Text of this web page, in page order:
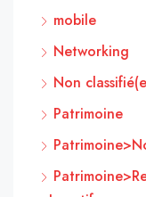
mobile
Networking
Non
Patrimoine